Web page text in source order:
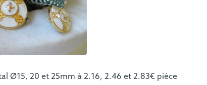
croix
Ø15, 20 et 25mm à 2.16, 2.46 et 2.83€ pièce